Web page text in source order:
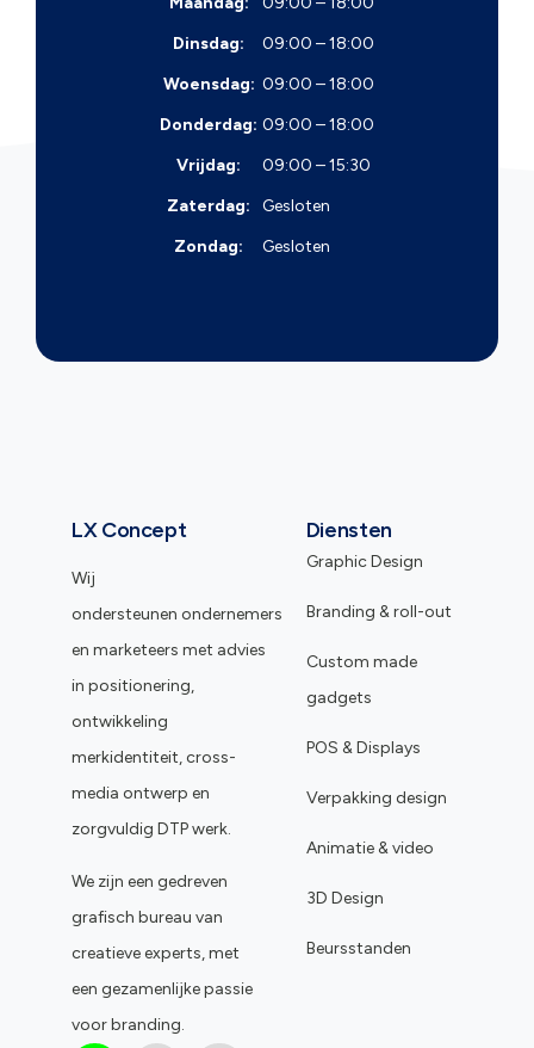
Dinsdag:
09:00 – 18:00
Woensdag: 09:00 – 18:00
Donderdag: 09:00 – 18:00
Vrijdag:
09:00 – 15:30
Zaterdag:
Gesloten
Zondag:
Gesloten
LX Concept
Wij
ondersteunen ondernemers
en marketeers met advies
in positionering,
ontwikkeling
merkidentiteit, cross-
media ontwerp en
zorgvuldig DTP werk.
We zijn een gedreven
grafisch bureau van
creatieve experts, met
een gezamenlijke passie
voor branding.
Diensten
Graphic Design
Branding & roll-out
Custom made
gadgets
POS & Displays
Verpakking design
Animatie & video
3D Design
Beursstanden